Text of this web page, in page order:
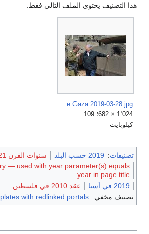
هذا التصنيف يحتوي الملف التالي فقط.
Netanyahu with Armoured Battalion 162 Oded outside Gaza 2019-03-28.jpg
1٬024 × 682؛ 109
كيلوبايت
تصنيفات: 2019 حسب البلد
سنوات القرن 21 في فلسطين
— used with year parameter(s) equals
year in page title
2019 في آسيا
عقد 2010 في فلسطين
تصنيف مخفي: with redlinked portals